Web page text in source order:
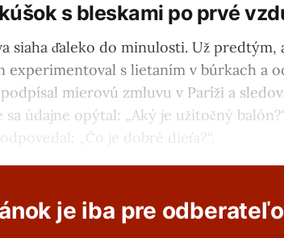
s bleskami po prvé
siaha ďaleko do minulosti. Už predtým,
experimentoval s lietaním v búrkach a
mierovú zmluvu v Paríži a
údajne opýtal: „Aký je užitočný
„Čo je dobré dieťa?“.
je iba pre